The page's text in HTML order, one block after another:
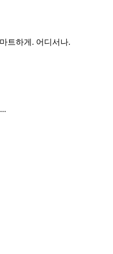
트하게. 어디서나.